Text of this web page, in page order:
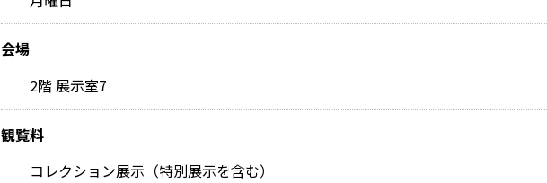
会場
2階 展示室7
観覧料
コレクション展示（特別展示を含む）